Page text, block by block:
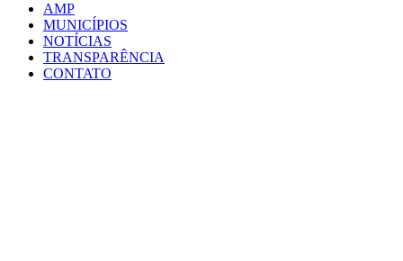
AMP
MUNICÍPIOS
NOTÍCIAS
TRANSPARÊNCIA
CONTATO